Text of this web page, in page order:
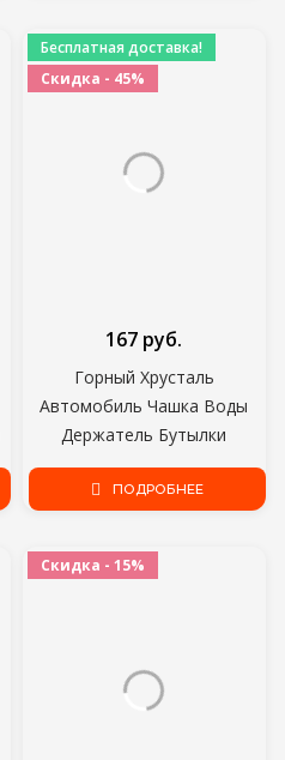
Универсальная
Автомобильная Подушка
Бесплатная доставка!
Скидка - 45%
Горный Хрусталь
Автомобиль Чашка Воды
Держатель Бутылки
Противоскользящий Коврик
Коврик Силикагель
Автомобильный Коврик для
Mini Cooper для Alfa Romeo
167 руб.
ПОДРОБНЕЕ
Скидка - 15%